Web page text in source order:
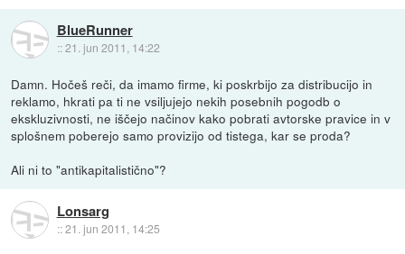
BlueRunner
::21. jun 2011, 14:22
Damn. Hočeš reči, da imamo firme, ki poskrbijo za distribucijo in
reklamo, hkrati pa ti ne vsiljujejo nekih posebnih pogodb o
ekskluzivnosti, ne iščejo načinov kako pobrati avtorske pravice in v
splošnem poberejo samo provizijo od tistega, kar se proda?
Ali ni to "antikapitalistično"?
Lonsarg
::21. jun 2011, 14:25